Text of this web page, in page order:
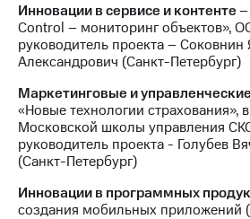
кабинет
акционера
Акционерный
капитал
Контроль
и
аудит
Рынок
акций
Описание
Программа
Инновации в сервисе и контенте
Control – мониторинг объектов»,
руководитель проекта – Соковнин
Александрович (Санкт-Петербург)
Маркетинговые и
«Новые технологии страхования»,
Московской школы управления
руководитель проекта - Голубев
(Санкт-Петербург)
Инновации в программных
создания мобильных приложений